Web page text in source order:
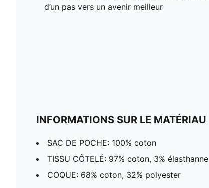
d’un pas vers un avenir meilleur
INFORMATIONS SUR LE MATÉRIAU
SAC DE POCHE: 100% coton
TISSU CÔTELÉ: 97% coton, 3% élasthanne
COQUE: 68% coton, 32% polyester